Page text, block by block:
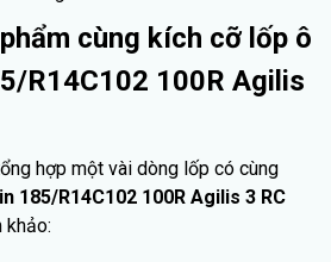
cùng kích cỡ lốp ô
R14C102 100R Agilis
hợp một vài dòng lốp có cùng
185/R14C102 100R Agilis 3 RC
khảo: